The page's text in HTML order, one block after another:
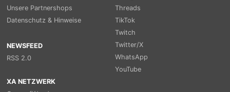
Unsere Partnershops
Datenschutz & Hinweise
NEWSFEED
RSS 2.0
Threads
TikTok
Twitch
Twitter/X
WhatsApp
YouTube
XA NETZWERK